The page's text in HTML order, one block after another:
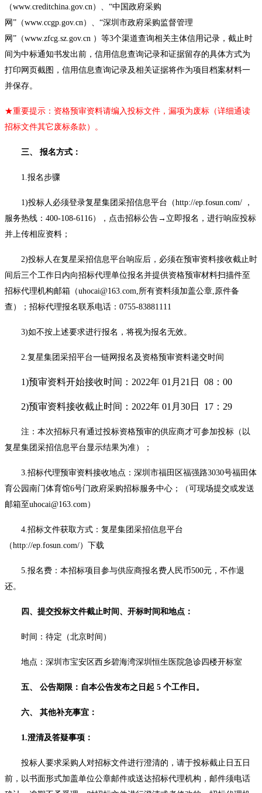
（www.creditchina.gov.cn）、“中国政府采购
网”（www.ccgp.gov.cn）、“深圳市政府采购监督管理
网”（www.zfcg.sz.gov.cn ）等3个渠道查询相关主体信用记录，截止时
间为中标通知书发出前，信用信息查询记录和证据留存的具体方式为
打印网页截图，信用信息查询记录及相关证据将作为项目档案材料一
并保存。
★重要提示：资格预审资料请编入投标文件，漏项为废标（详细通读
招标文件其它废标条款）。
三、 报名方式：
1.报名步骤
1)投标人必须登录复星集团采招信息平台（http://ep.fosun.com/ ，
服务热线：400-108-6116），点击招标公告→立即报名，进行响应投标
并上传相应资料；
2)投标人在复星采招信息平台响应后，必须在预审资料接收截止时
间后三个工作日内向招标代理单位报名并提供资格预审材料扫描件至
招标代理机构邮箱（uhocai@163.com,所有资料须加盖公章,原件备
查）；招标代理报名联系电话：0755-83881111
3)如不按上述要求进行报名，将视为报名无效。
2.复星集团采招平台一链网报名及资格预审资料递交时间
1)预审资料开始接收时间：2022年 01月21日 08：00
2)预审资料接收截止时间：2022年 01月30日 17：29
注：本次招标只有通过投标资格预审的供应商才可参加投标（以
复星集团采招信息平台显示结果为准）；
3.招标代理预审资料接收地点：深圳市福田区福强路3030号福田体
育公园南门体育馆6号门政府采购招标服务中心；（可现场提交或发送
邮箱至uhocai@163.com）
4.招标文件获取方式：复星集团采招信息平台
（http://ep.fosun.com/）下载
5.报名费：本招标项目参与供应商报名费人民币500元，不作退
还。
四、提交投标文件截止时间、开标时间和地点：
时间：待定（北京时间）
地点：深圳市宝安区西乡碧海湾深圳恒生医院急诊四楼开标室
五、 公告期限：自本公告发布之日起 5 个工作日。
六、 其他补充事宜：
1.澄清及答疑事项：
投标人要求采购人对招标文件进行澄清的，请于投标截止日五日
前，以书面形式加盖单位公章邮件或送达招标代理机构，邮件须电话